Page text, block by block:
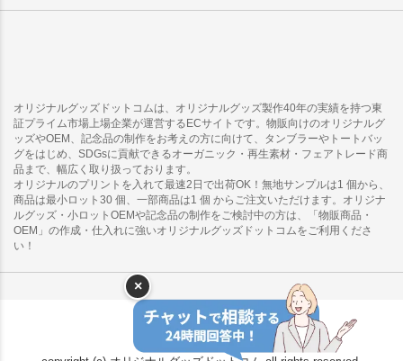
オリジナルグッズドットコムは、オリジナルグッズ製作40年の実績を持つ東
証プライム市場上場企業が運営するECサイトです。物販向けのオリジナルグ
ッズやOEM、記念品の制作をお考えの方に向けて、タンブラーやトートバッ
グをはじめ、SDGsに貢献できるオーガニック・再生素材・フェアトレード商
品まで、幅広く取り扱っております。
オリジナルのプリントを入れて最速2日で出荷OK！無地サンプルは1 個から、
商品は最小ロット30 個、一部商品は1 個 からご注文いただけます。オリジナ
ルグッズ・小ロットOEMや記念品の制作をご検討中の方は、「物販商品・
OEM」の作成・仕入れに強いオリジナルグッズドットコムをご利用くださ
い！
×